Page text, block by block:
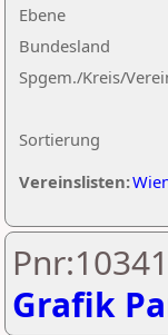
Ebene
Sortierung
Bundesland
Spgem./Kreis/
Vereinslisten:
Grafik